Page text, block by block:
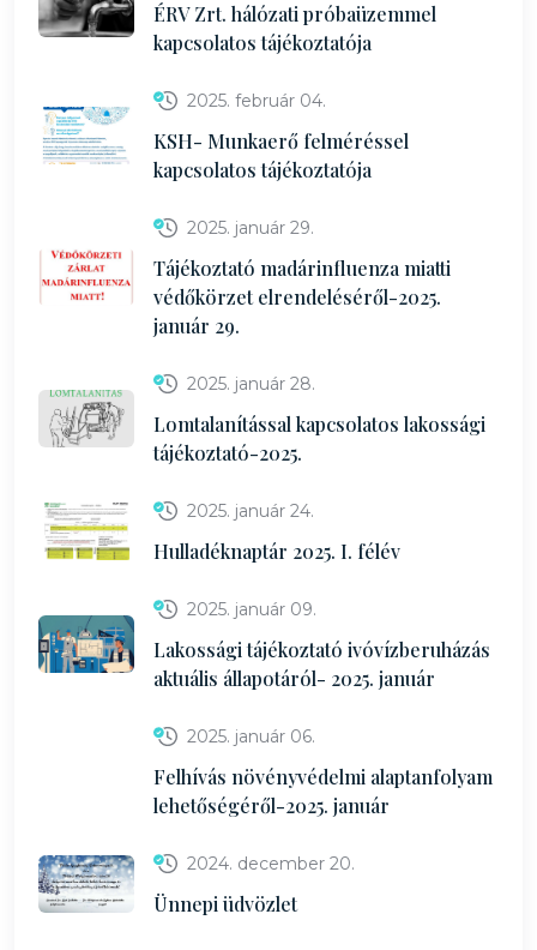
ÉRV Zrt. hálózati próbaüzemmel
kapcsolatos tájékoztatója
2025. február 04.
KSH- Munkaerő felméréssel
kapcsolatos tájékoztatója
2025. január 29.
Tájékoztató madárinfluenza miatti
védőkörzet elrendeléséről-2025.
január 29.
2025. január 28.
Lomtalanítással kapcsolatos lakossági
tájékoztató-2025.
2025. január 24.
Hulladéknaptár 2025. I. félév
2025. január 09.
Lakossági tájékoztató ivóvízberuházás
aktuális állapotáról- 2025. január
2025. január 06.
Felhívás növényvédelmi alaptanfolyam
lehetőségéről-2025. január
2024. december 20.
Ünnepi üdvözlet